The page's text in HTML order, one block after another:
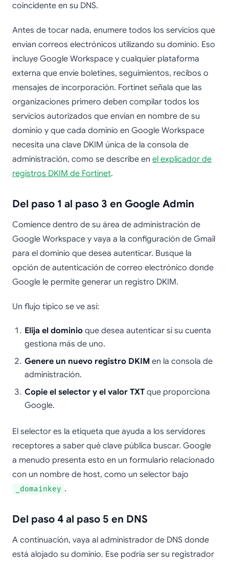
coincidente en su DNS.
Antes de tocar nada, enumere todos los servicios que
envían correos electrónicos utilizando su dominio. Eso
incluye Google Workspace y cualquier plataforma
externa que envíe boletines, seguimientos, recibos o
mensajes de incorporación. Fortinet señala que las
organizaciones primero deben compilar todos los
servicios autorizados que envían en nombre de su
dominio y que cada dominio en Google Workspace
necesita una clave DKIM única de la consola de
administración, como se describe en el explicador de
registros DKIM de Fortinet.
Del paso 1 al paso 3 en Google Admin
Comience dentro de su área de administración de
Google Workspace y vaya a la configuración de Gmail
para el dominio que desea autenticar. Busque la
opción de autenticación de correo electrónico donde
Google le permite generar un registro DKIM.
Un flujo típico se ve así:
Elija el dominio que desea autenticar si su cuenta
gestiona más de uno.
Genere un nuevo registro DKIM en la consola de
administración.
Copie el selector y el valor TXT que proporciona
Google.
El selector es la etiqueta que ayuda a los servidores
receptores a saber qué clave pública buscar. Google
a menudo presenta esto en un formulario relacionado
con un nombre de host, como un selector bajo
_domainkey .
Del paso 4 al paso 5 en DNS
A continuación, vaya al administrador de DNS donde
está alojado su dominio. Ese podría ser su registrador